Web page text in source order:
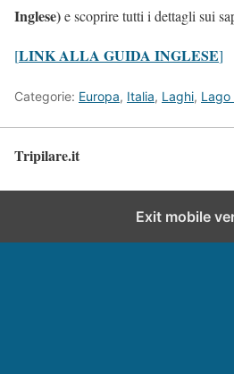
Inglese)e scoprire tutti i dettagli sui
[LINK ALLA GUIDA INGLESE]
Categorie: Europa, Italia, Laghi, Lago
Tripilare.it
Exit mobile